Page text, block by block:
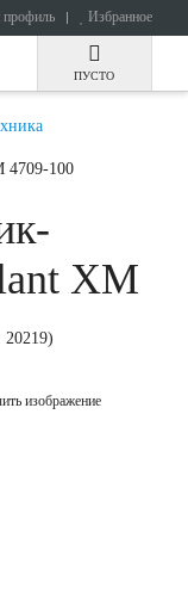
Избранное
ПУСТО
4709-100
ХМ
20219)
изображение